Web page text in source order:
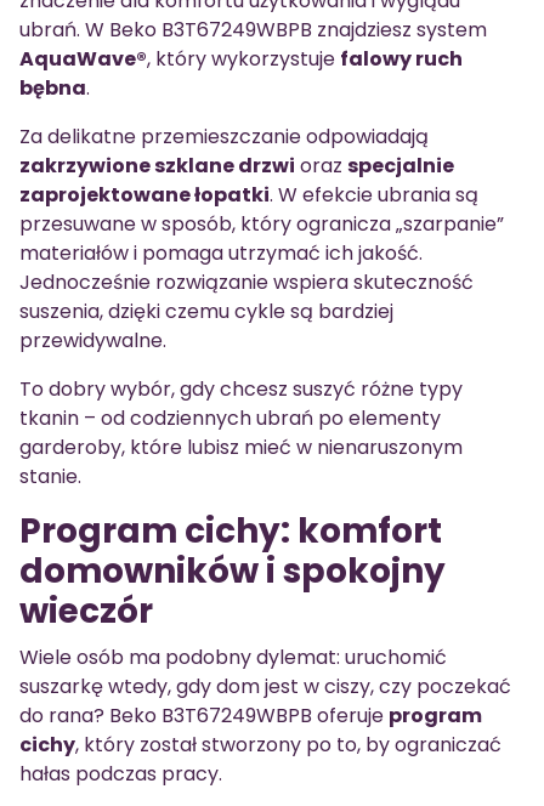
ubrań. W Beko B3T67249WBPB znajdziesz system
AquaWave®, który wykorzystuje falowy ruch
bębna.
Za delikatne przemieszczanie odpowiadają
zakrzywione szklane drzwi oraz specjalnie
zaprojektowane łopatki. W efekcie ubrania są
przesuwane w sposób, który ogranicza „szarpanie”
materiałów i pomaga utrzymać ich jakość.
Jednocześnie rozwiązanie wspiera skuteczność
suszenia, dzięki czemu cykle są bardziej
przewidywalne.
To dobry wybór, gdy chcesz suszyć różne typy
tkanin – od codziennych ubrań po elementy
garderoby, które lubisz mieć w nienaruszonym
stanie.
Program cichy: komfort
domowników i spokojny
wieczór
Wiele osób ma podobny dylemat: uruchomić
suszarkę wtedy, gdy dom jest w ciszy, czy poczekać
do rana? Beko B3T67249WBPB oferuje program
cichy, który został stworzony po to, by ograniczać
hałas podczas pracy.